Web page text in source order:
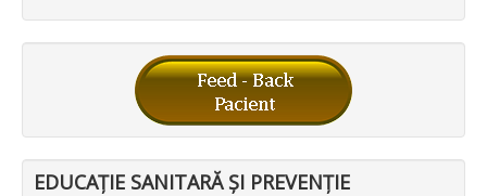
EDUCAȚIE SANITARĂ ȘI PREVENȚIE